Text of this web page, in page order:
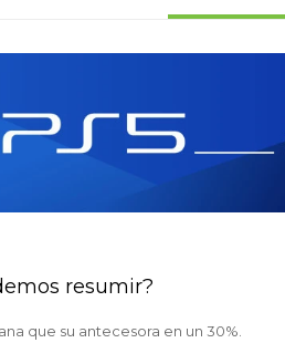
resumir?
que su antecesora en un 30%.